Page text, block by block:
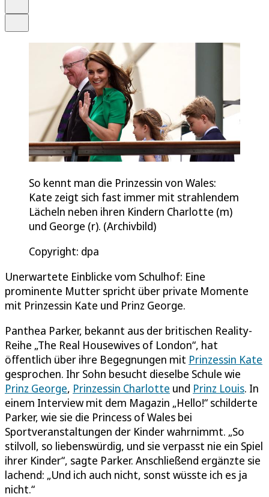
So kennt man die Prinzessin von Wales:
Kate zeigt sich fast immer mit strahlendem
Lächeln neben ihren Kindern Charlotte (m)
und George (r). (Archivbild)
Copyright: dpa
Unerwartete Einblicke vom Schulhof: Eine
prominente Mutter spricht über private Momente
mit Prinzessin Kate und Prinz George.
Panthea Parker, bekannt aus der britischen Reality-
Reihe „The Real Housewives of London“, hat
öffentlich über ihre Begegnungen mit Prinzessin Kate
gesprochen. Ihr Sohn besucht dieselbe Schule wie
Prinz George, Prinzessin Charlotte und Prinz Louis. In
einem Interview mit dem Magazin „Hello!“ schilderte
Parker, wie sie die Princess of Wales bei
Sportveranstaltungen der Kinder wahrnimmt. „So
stilvoll, so liebenswürdig, und sie verpasst nie ein Spiel
ihrer Kinder“, sagte Parker. Anschließend ergänzte sie
lachend: „Und ich auch nicht, sonst wüsste ich es ja
nicht.“